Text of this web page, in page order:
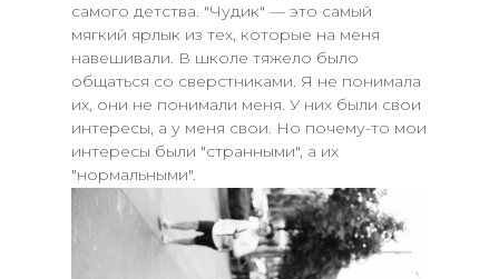
самого детства. "Чудик" — это самый
мягкий ярлык из тех, которые на меня
навешивали. В школе тяжело было
общаться со сверстниками. Я не понимала
их, они не понимали меня. У них были свои
интересы, а у меня свои. Но почему-то мои
интересы были "странными", а их
"нормальными".